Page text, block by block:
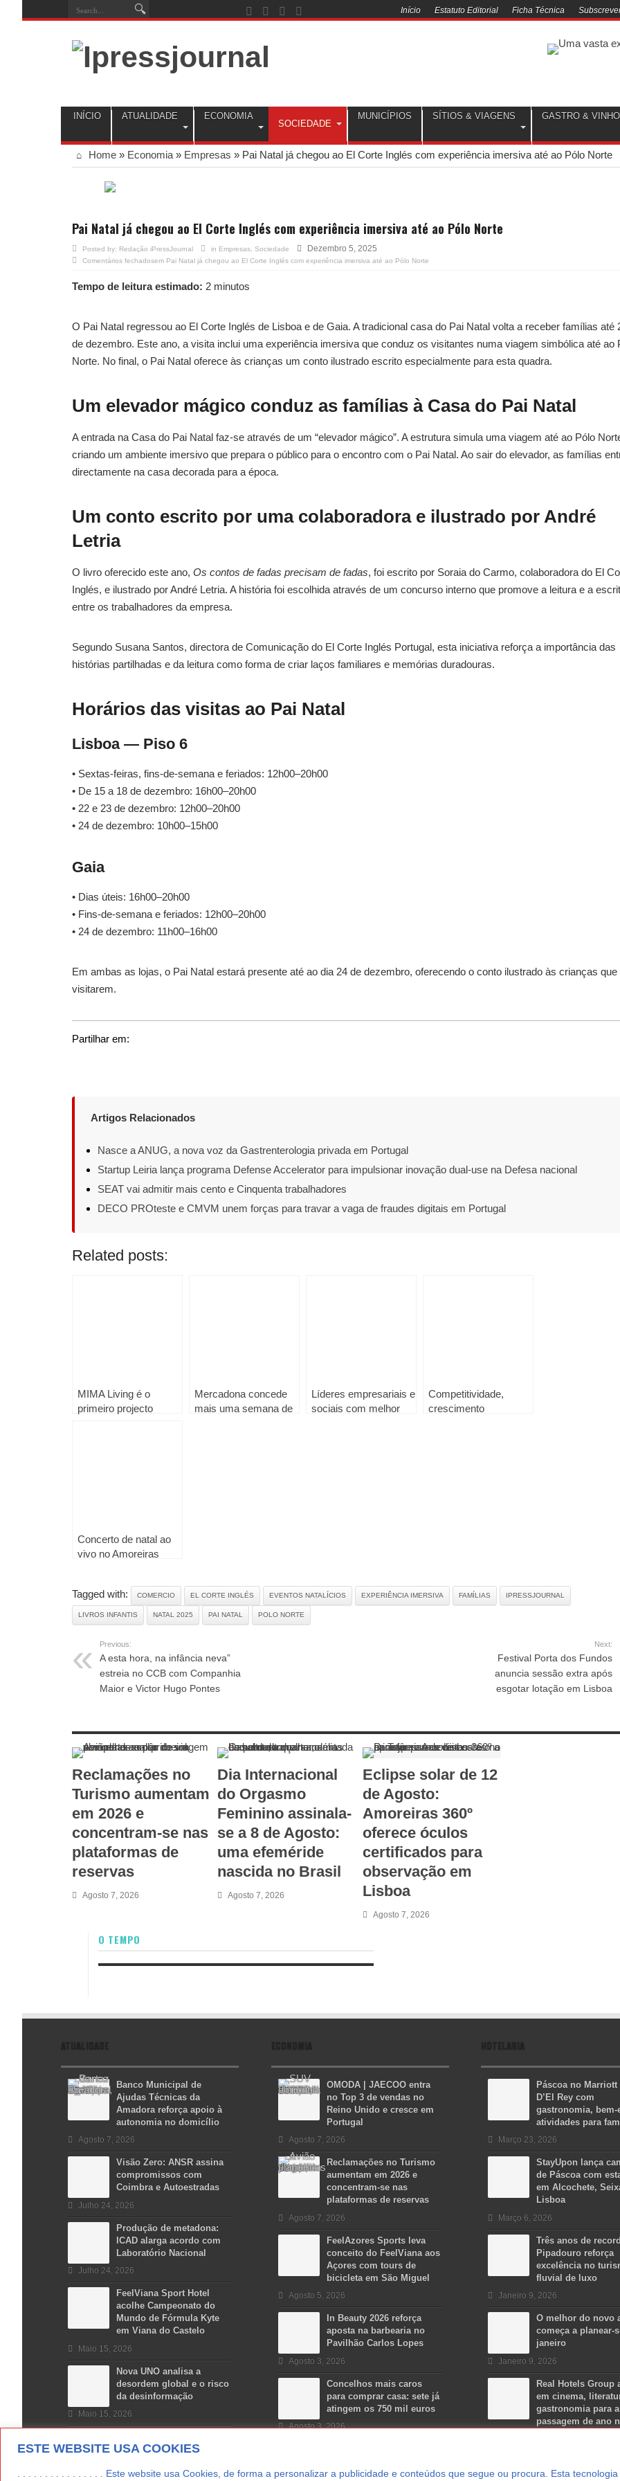
ESTE WEBSITE USA COOKIES
. . . . . . . . . . . . . . . . Este website usa Cookies, de forma a personalizar a publicidade e conteúdos que segue ou procura. Esta
Início Estatuto Editorial Ficha Técnica
INÍCIO ATUALIDADE ECONOMIA
SOCIEDADE
MUNICÍPIOS SÍTIOS & VIAGENS GASTRO &
Home » Economia » Empresas » Pai Natal já chegou ao El Corte Inglés com experiência imersiva até ao Pólo Norte
Pai Natal já chegou ao El Corte Inglés com experiência imersiva até ao Pólo Norte
Posted by: Redação iPressJournal in Empresas Sociedade Dezembro 5, 2025
Comentários fechadosem Pai Natal já chegou ao El Corte Inglés com experiência imersiva até ao Pólo Norte
Tempo de leitura estimado: 2 minutos
O Pai Natal regressou ao El Corte Inglés de Lisboa e de Gaia. A tradicional casa do Pai Natal volta a receber famílias até
de dezembro. Este ano, a visita inclui uma experiência imersiva que conduz os visitantes numa viagem simbólica até ao
Norte. No final, o Pai Natal oferece às crianças um conto ilustrado escrito especialmente para esta quadra.
Um elevador mágico conduz as famílias à Casa do Pai Natal
A entrada na Casa do Pai Natal faz-se através de um “elevador mágico”. A estrutura simula uma viagem até ao Pólo
criando um ambiente imersivo que prepara o público para o encontro com o Pai Natal. Ao sair do elevador, as famílias
directamente na casa decorada para a época.
Um conto escrito por uma colaboradora e ilustrado por André
Letria
O livro oferecido este ano, Os contos de fadas precisam de fadas, foi escrito por Soraia do Carmo, colaboradora do El
Inglés, e ilustrado por André Letria. A história foi escolhida através de um concurso interno que promove a leitura e a
entre os trabalhadores da empresa.
Segundo Susana Santos, directora de Comunicação do El Corte Inglés Portugal, esta iniciativa reforça a importância das
histórias partilhadas e da leitura como forma de criar laços familiares e memórias duradouras.
Horários das visitas ao Pai Natal
Lisboa — Piso 6
• Sextas-feiras, fins-de-semana e feriados: 12h00–20h00
• De 15 a 18 de dezembro: 16h00–20h00
• 22 e 23 de dezembro: 12h00–20h00
• 24 de dezembro: 10h00–15h00
Gaia
• Dias úteis: 16h00–20h00
• Fins-de-semana e feriados: 12h00–20h00
• 24 de dezembro: 11h00–16h00
Em ambas as lojas, o Pai Natal estará presente até ao dia 24 de dezembro, oferecendo o conto ilustrado às crianças que
visitarem.
Partilhar em:
Artigos Relacionados
Nasce a ANUG, a nova voz da Gastrenterologia privada em Portugal
Startup Leiria lança programa Defense Accelerator para impulsionar inovação dual-use na Defesa nacional
SEAT vai admitir mais cento e Cinquenta trabalhadores
DECO PROteste e CMVM unem forças para travar a vaga de fraudes digitais em Portugal
Related posts:
MIMA Living é o
primeiro projecto
Mercadona concede
mais uma semana de
Líderes empresariais e
sociais com melhor
Competitividade,
crescimento
Concerto de natal ao
vivo no Amoreiras
Tagged with: COMERCIO EL CORTE INGLÉS EVENTOS NATALÍCIOS EXPERIÊNCIA IMERSIVA FAMÍLIAS IPRESSJOURNAL
LIVROS INFANTIS NATAL 2025 PAI NATAL POLO NORTE
Previous:
A esta hora, na infância neva”
estreia no CCB com Companhia
Maior e Victor Hugo Pontes
Next:
Festival Porta dos Fundos
anuncia sessão extra após
esgotar lotação em Lisboa
Reclamações no
Turismo aumentam
em 2026 e
concentram-se nas
plataformas de
reservas
Agosto 7, 2026
Dia Internacional
do Orgasmo
Feminino assinala-
se a 8 de Agosto:
uma efeméride
nascida no Brasil
Agosto 7, 2026
Eclipse solar de 12
de Agosto:
Amoreiras 360º
oferece óculos
certificados para
observação em
Lisboa
Agosto 7, 2026
O TEMPO
ATUALIDADE
Banco Municipal de
Ajudas Técnicas da
Amadora reforça apoio à
autonomia no domicílio
Agosto 7, 2026
Visão Zero: ANSR assina
compromissos com
Coimbra e Autoestradas
Julho 24, 2026
Produção de metadona:
ICAD alarga acordo com
Laboratório Nacional
Julho 24, 2026
FeelViana Sport Hotel
acolhe Campeonato do
Mundo de Fórmula Kyte
em Viana do Castelo
Maio 15, 2026
Nova UNO analisa a
desordem global e o risco
da desinformação
Maio 15, 2026
ECONOMIA
OMODA | JAECOO entra
no Top 3 de vendas no
Reino Unido e cresce em
Portugal
Agosto 7, 2026
Reclamações no Turismo
aumentam em 2026 e
concentram-se nas
plataformas de reservas
Agosto 7, 2026
FeelAzores Sports leva
conceito do FeelViana aos
Açores com tours de
bicicleta em São Miguel
Agosto 5, 2026
In Beauty 2026 reforça
aposta na barbearia no
Pavilhão Carlos Lopes
Agosto 3, 2026
Concelhos mais caros
para comprar casa: sete já
atingem os 750 mil euros
Agosto 3, 2026
HOTELARIA
Páscoa no Marriott
D’El Rey com
gastronomia, bem-
atividades para
Março 23, 2026
StayUpon lança
de Páscoa com
em Alcochete,
Lisboa
Março 6, 2026
Três anos de
Pipadouro reforça
excelência no
fluvial de luxo
Janeiro 9, 2026
O melhor do novo
começa a planear-
janeiro
Janeiro 9, 2026
Real Hotels Group
em cinema,
gastronomia para a
passagem de ano